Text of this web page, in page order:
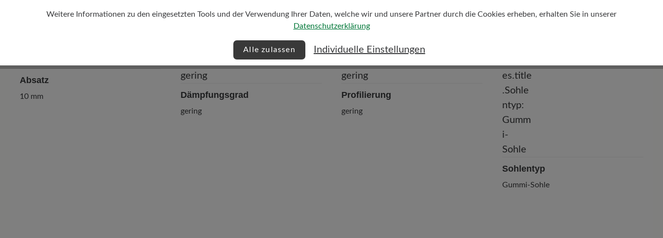
Absatz
10 mm Dämpfungsgrad
gering
Profilierung
gering
Sohlentyp
Gummi-Sohle
Weitere Informationen zu den eingesetzten Tools und der Verwendung Ihrer Daten, welche wir und unsere Partner durch die Cookies erheben, erhalten Sie in unserer
Datenschutzerklärung
Alle zulassen Individuelle Einstellungen